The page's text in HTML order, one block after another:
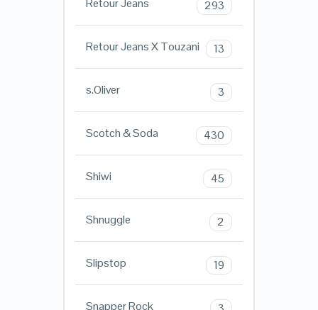
Retour Jeans 293
Retour Jeans X Touzani 13
s.Oliver 3
Scotch & Soda 430
Shiwi 45
Shnuggle 2
Slipstop 19
Snapper Rock